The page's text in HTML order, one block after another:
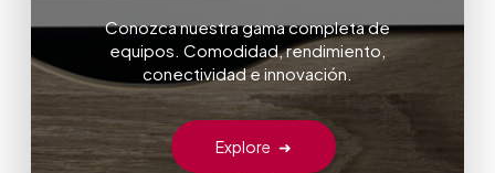
Conozca nuestra gama completa de
equipos. Comodidad, rendimiento,
conectividad e innovación.
Explore ➜